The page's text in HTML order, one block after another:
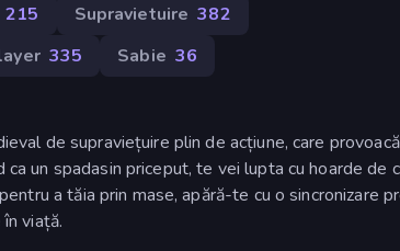
215 Supravietuire 382
335 Sabie 36
de supraviețuire plin de acțiune, care
un spadasin priceput, te vei lupta cu hoarde de
a tăia prin mase, apără-te cu o sincronizare
viață.